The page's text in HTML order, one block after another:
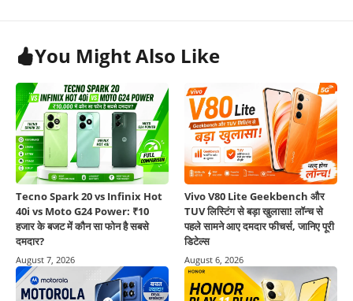
You Might Also Like
Tecno Spark 20 vs Infinix Hot
40i vs Moto G24 Power: ₹10
हजार के बजट में कौन सा फोन है सबसे
दमदार?
August 7, 2026
Vivo V80 Lite Geekbench और
TUV लिस्टिंग से बड़ा खुलासा! लॉन्च से
पहले सामने आए दमदार फीचर्स, जानिए पूरी
डिटेल्स
August 6, 2026